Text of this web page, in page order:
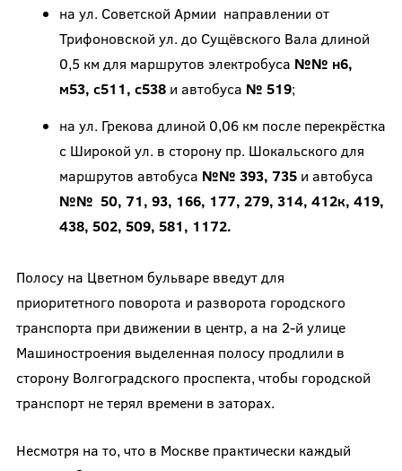
на ул. Советской Армии направлении от
Трифоновской ул. до Сущёвского Вала длиной
0,5 км для маршрутов электробуса №№ н6,
м53, с511, с538и автобуса № 519;
на ул. Грекова длиной 0,06 км после перекрёстка
с Широкой ул. в сторону пр. Шокальского для
маршрутов автобуса №№ 393, 735и автобуса
№№ 50, 71, 93, 166, 177, 279, 314, 412к, 419,
438, 502, 509, 581, 1172.
Полосу на Цветном бульваре введут для
приоритетного поворота и разворота городского
транспорта при движении в центр, а на 2-й улице
Машиностроения выделенная полосу продлили в
сторону Волгоградского проспекта, чтобы городской
транспорт не терял времени в заторах.
Несмотря на то, что в Москве практически каждый